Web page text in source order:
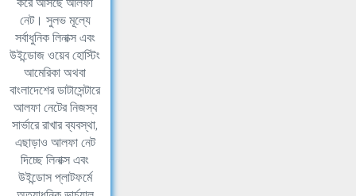
নেট। সুলভ মূল্যে
সর্বাধুনিক লিনাক্স এবং
উইন্ডোজ ওয়েব হোস্টিং
আমেরিকা অথবা
বাংলাদেশের ডাটাসেন্টারে
আলফা নেটের নিজস্ব
সার্ভারে রাখার ব্যবস্থা,
এছাড়াও আলফা নেট
দিচ্ছে লিনাক্স এবং
উইন্ডোস প্লাটফর্মে